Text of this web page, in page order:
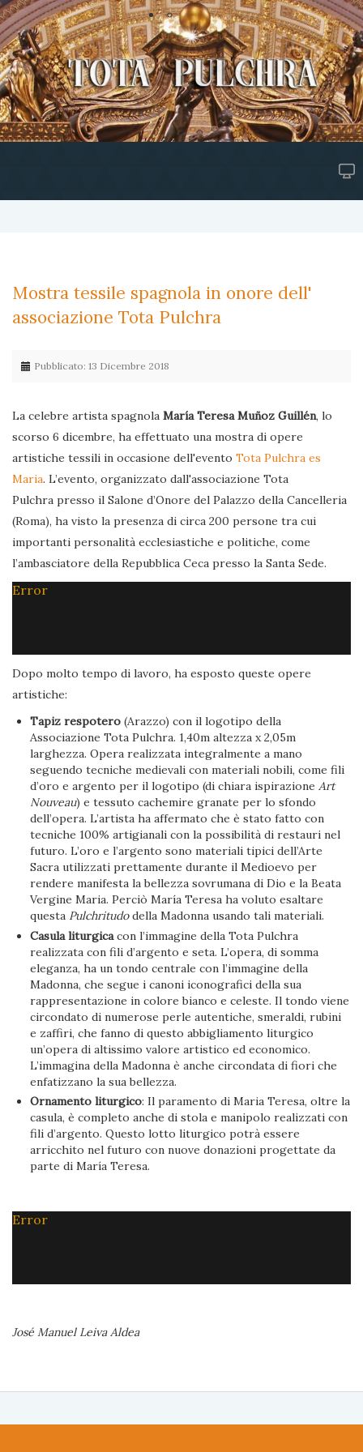
Mostra tessile spagnola in onore dell'
associazione Tota Pulchra
Pubblicato: 13 Dicembre 2018
La celebre artista spagnola María Teresa Muñoz Guillén, lo
scorso 6 dicembre, ha effettuato una mostra di opere
artistiche tessili in occasione dell'evento Tota Pulchra es
Maria. L’evento, organizzato dall'associazione Tota
Pulchra presso il Salone d’Onore del Palazzo della Cancelleria
(Roma), ha visto la presenza di circa 200 persone tra cui
importanti personalità ecclesiastiche e politiche, come
l’ambasciatore della Repubblica Ceca presso la Santa Sede.
Error
Dopo molto tempo di lavoro, ha esposto queste opere
artistiche:
Tapiz respotero (Arazzo) con il logotipo della
Associazione Tota Pulchra. 1,40m altezza x 2,05m
larghezza. Opera realizzata integralmente a mano
seguendo tecniche medievali con materiali nobili, come fili
d’oro e argento per il logotipo (di chiara ispirazioneArt
Nouveau) e tessuto cachemire granate per lo sfondo
dell’opera. L’artista ha affermato che è stato fatto con
tecniche 100% artigianali con la possibilità di restauri nel
futuro. L’oro e l’argento sono materiali tipici dell’Arte
Sacra utilizzati prettamente durante il Medioevo per
rendere manifesta la bellezza sovrumana di Dio e la Beata
Vergine Maria. Perciò María Teresa ha voluto esaltare
questa Pulchritudodella Madonna usando tali materiali.
Casula liturgicacon l’immagine della Tota Pulchra
realizzata con fili d’argento e seta. L’opera, di somma
eleganza, ha un tondo centrale con l’immagine della
Madonna, che segue i canoni iconografici della sua
rappresentazione in colore bianco e celeste. Il tondo viene
circondato di numerose perle autentiche, smeraldi, rubini
e zaffiri, che fanno di questo abbigliamento liturgico
un’opera di altissimo valore artistico ed economico.
L’immagina della Madonna è anche circondata di fiori che
enfatizzano la sua bellezza.
Ornamento liturgico: Il paramento di Maria Teresa, oltre la
casula, è completo anche di stola e manipolo realizzati con
fili d’argento. Questo lotto liturgico potrà essere
arricchito nel futuro con nuove donazioni progettate da
parte di María Teresa.
Error
José Manuel Leiva Aldea